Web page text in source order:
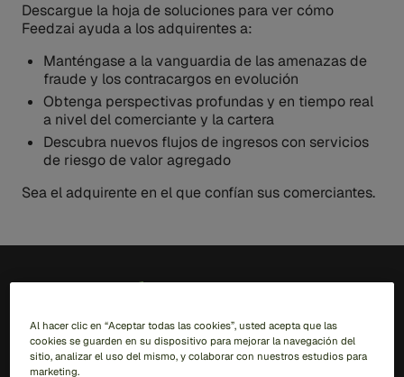
Descargue la hoja de soluciones para ver cómo
Feedzai ayuda a los adquirentes a:
Manténgase a la vanguardia de las amenazas de
fraude y los contracargos en evolución
Obtenga perspectivas profundas y en tiempo real
a nivel del comerciante y la cartera
Descubra nuevos flujos de ingresos con servicios
de riesgo de valor agregado
Sea el adquirente en el que confían sus comerciantes.
Soluciones
Al hacer clic en “Aceptar todas las cookies”, usted acepta que las
cookies se guarden en su dispositivo para mejorar la navegación del
sitio, analizar el uso del mismo, y colaborar con nuestros estudios para
marketing.